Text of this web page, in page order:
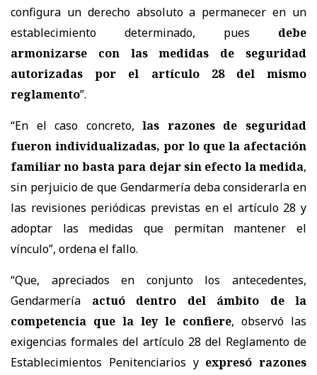
configura un derecho absoluto a permanecer en un
establecimiento determinado, pues debe
armonizarse con las medidas de seguridad
autorizadas por el artículo 28 del mismo
reglamento”.
“En el caso concreto,las razones de seguridad
fueron individualizadas, por lo que la afectación
familiar no basta para dejar sin efecto la medida,
sin perjuicio de que Gendarmería deba considerarla en
las revisiones periódicas previstas en el artículo 28 y
adoptar las medidas que permitan mantener el
vínculo”, ordena el fallo.
“Que, apreciados en conjunto los antecedentes,
Gendarmería actuó dentro del ámbito de la
competencia que la ley le confiere, observó las
exigencias formales del artículo 28 del Reglamento de
Establecimientos Penitenciarios y expresó razones